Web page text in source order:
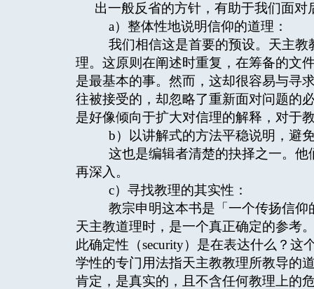
出一般反省的方针，有助于我们面对
a）整体性地说明信仰的道理：
我们相信这是首要的预设。天主教
理。这原则在阐述时重复，在筹备的文
是最基本的事。然而，这却很容易与寻
往被接受的，却忽略了重新面对问题的
是好像倾向于扩大对信理的解释，对于
b）以讲解式的方法平稳说明，避
这也是编辑者清楚的抉择之一。他
再深入。
c）寻找教理的其实性：
教宗申明这本书是「一个传扬信仰
天主教道理时，是一个真正确定的参考
此确定性（security）是在表达什么？
学性的专门用法指天主教教理所教导的
肯定，是真实的，且不含任何教理上的